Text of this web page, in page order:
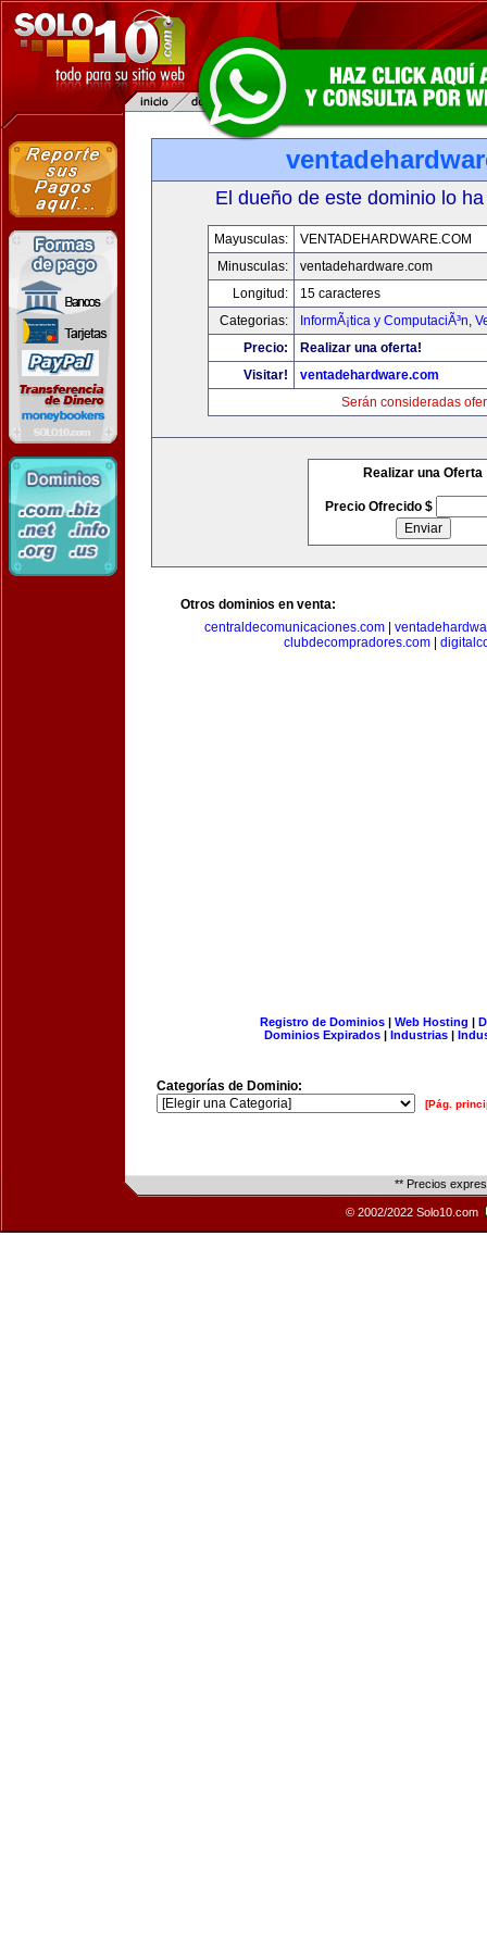
El dueño de este dominio lo
Mayusculas:
VENTADEHARDWARE.COM
Minusculas:
ventadehardware.com
Longitud:
15 caracteres
Categorias:
InformÃ¡tica y ComputaciÃ³n,
Precio:
Realizar una oferta!
Visitar!
ventadehardware.com
Serán consideradas
Realizar una Oferta
Precio Ofrecido $
Otros dominios en venta:
centraldecomunicaciones.com
clubdecompradores.com
Registro de Dominios| Web Hosting |
Dominios Expirados | Industrias |
Categorías de Dominio:
[Pág.
** Precios
© 2002/2022 Solo10.com